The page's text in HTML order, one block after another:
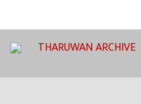
THARUWAN ARCHIVE